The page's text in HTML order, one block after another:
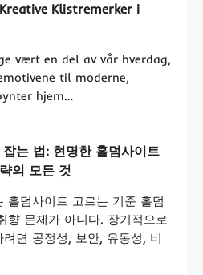
Klistremerker i
vært en del av vår hverdag,
til moderne,
hjem…
는 법: 현명한 홀덤사이트
의 모든 것
홀덤사이트 고르는 기준 홀덤
향 문제가 아니다. 장기적으로
면 공정성, 보안, 유동성, 비